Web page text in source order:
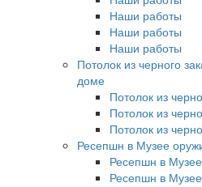
Наши работы
Наши работы
Наши работы
Потолок из черного
доме
Потолок из
Потолок из
Потолок из
Ресепшн в Музее
Ресепшн в
Ресепшн в